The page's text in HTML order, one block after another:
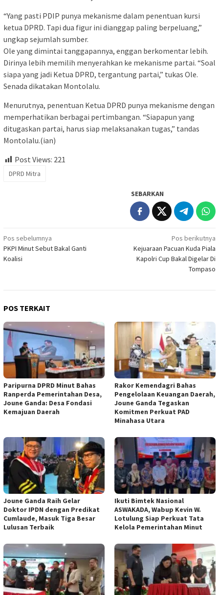
“Yang pasti PDIP punya mekanisme dalam penentuan kursi
ketua DPRD. Tapi dua figur ini dianggap paling berpeluang,”
ungkap sejumlah sumber.
Ole yang dimintai tanggapannya, enggan berkomentar lebih.
Dirinya lebih memilih menyerahkan ke mekanisme partai. “Soal
siapa yang jadi Ketua DPRD, tergantung partai,” tukas Ole.
Senada dikatakan Montolalu.
Menurutnya, penentuan Ketua DPRD punya mekanisme dengan
memperhatikan berbagai pertimbangan. “Siapapun yang
ditugaskan partai, harus siap melaksanakan tugas,” tandas
Montolalu.(ian)
Post Views: 221
DPRD Mitra
SEBARKAN
Navigasi
pos
Pos sebelumnya
PKPI Minut Sebut Bakal Ganti
Koalisi
Pos berikutnya
Kejuaraan Pacuan Kuda Piala
Kapolri Cup Bakal Digelar Di
Tompaso
POS TERKAIT
Paripurna DPRD Minut Bahas
Ranperda Pemerintahan Desa,
Joune Ganda: Desa Fondasi
Kemajuan Daerah
Rakor Kemendagri Bahas
Pengelolaan Keuangan Daerah,
Joune Ganda Tegaskan
Komitmen Perkuat PAD
Minahasa Utara
Joune Ganda Raih Gelar
Doktor IPDN dengan Predikat
Cumlaude, Masuk Tiga Besar
Lulusan Terbaik
Ikuti Bimtek Nasional
ASWAKADA, Wabup Kevin W.
Lotulung Siap Perkuat Tata
Kelola Pemerintahan Minut